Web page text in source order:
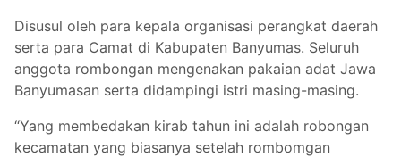
Disusul oleh para kepala organisasi perangkat daerah
serta para Camat di Kabupaten Banyumas. Seluruh
anggota rombongan mengenakan pakaian adat Jawa
Banyumasan serta didampingi istri masing-masing.
“Yang membedakan kirab tahun ini adalah robongan
kecamatan yang biasanya setelah rombomgan